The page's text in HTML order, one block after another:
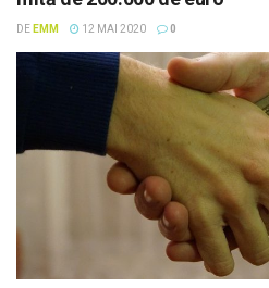
DE EMM 12 MAI 2020 0